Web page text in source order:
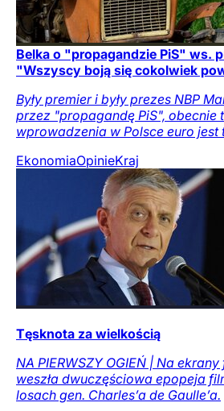
Belka o "propagandzie PiS" ws.
"Wszyscy boją się cokolwiek
Były premier i były prezes NBP
przez "propagandę PiS", obecnie
wprowadzenia w Polsce euro jest
EkonomiaOpinieKraj
Tęsknota za wielkością
NA PIERWSZY OGIEŃ | Na
weszła dwuczęściowa epopeja
losach gen. Charles’a de Gaulle’a.